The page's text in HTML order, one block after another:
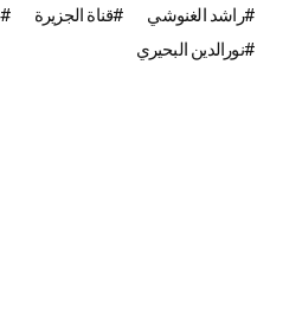
راشد الغنوشي
قناة الجزيرة
نورالدين البحيري